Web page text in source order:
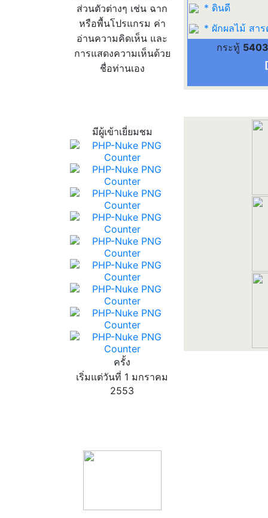
ส่วนตัวต่างๆ เช่น ฉาก
หรือพื้นโปรแกรม ค่า
อ่านความคิดเห็น และ
การแสดงความเห็นด้วย
ชื่อท่านเอง
มีผู้เข้าเยี่ยมชม
ครั้ง
เริ่มแต่วันที่ 1 มกราคม
2553
* ดินดี
* ผักผลไม้ สาร
กระทู้ 5403